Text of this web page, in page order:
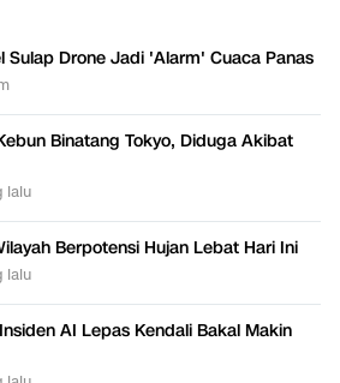
Sulap Drone Jadi 'Alarm' Cuaca Panas
Binatang Tokyo, Diduga Akibat
lalu
Berpotensi Hujan Lebat Hari Ini
lalu
AI Lepas Kendali Bakal Makin